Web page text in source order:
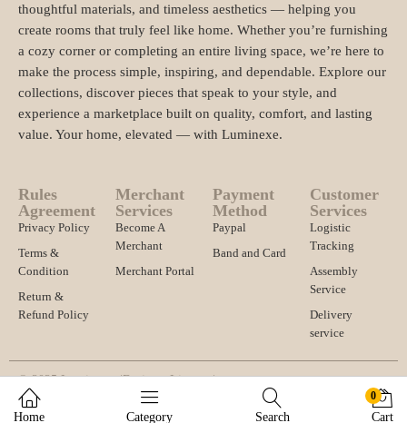
thoughtful materials, and timeless aesthetics — helping you
create rooms that truly feel like home. Whether you’re furnishing
a cozy corner or completing an entire living space, we’re here to
make the process simple, inspiring, and dependable. Explore our
collections, discover pieces that speak to your style, and
experience a marketplace built on quality, comfort, and lasting
value. Your home, elevated — with Luminexe.
Rules
Agreement
Privacy Policy
Terms &
Condition
Return &
Refund Policy
Merchant
Services
Become A
Merchant
Merchant Portal
Payment
Method
Paypal
Band and Card
Customer
Services
Logistic
Tracking
Assembly
Service
Delivery
service
© 2025 Luminexe. |Business License |
Import and export registration and other qualifications |
Address 1234567
Home Category Search
0
Cart